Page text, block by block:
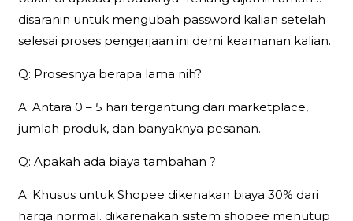
disaranin untuk mengubah password kalian setelah
selesai proses pengerjaan ini demi keamanan kalian.
Q: Prosesnya berapa lama nih?
A: Antara 0 – 5 hari tergantung dari marketplace,
jumlah produk, dan banyaknya pesanan.
Q: Apakah ada biaya tambahan ?
A: Khusus untuk Shopee dikenakan biaya 30% dari
harga normal. dikarenakan sistem shopee menutup